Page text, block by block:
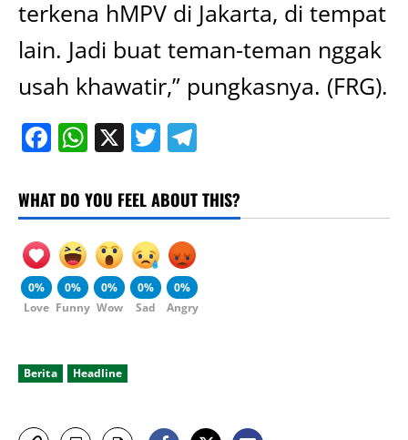
terkena hMPV di Jakarta, di tempat
lain. Jadi buat teman-teman nggak
usah khawatir,” pungkasnya. (FRG).
Facebook
WhatsApp
X Twitter
WHAT DO YOU FEEL ABOUT THIS?
0%
Love
0%
Funny
0%
Wow
0%
Sad
0%
Angry
Berita Headline